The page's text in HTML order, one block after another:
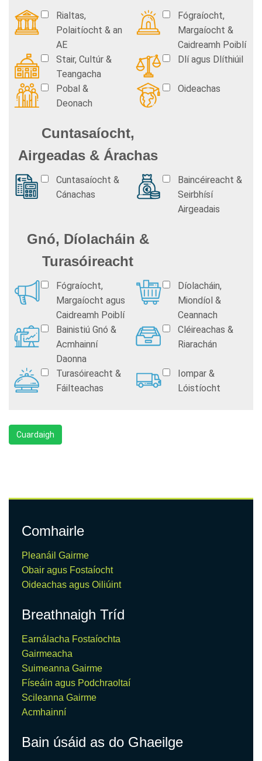
Rialtas,
Polaitíocht & an
AE
Fógraíocht,
Margaíocht &
Caidreamh Poiblí
Stair, Cultúr &
Teangacha
Dlí agus Dlíthiúil
Pobal &
Deonach
Oideachas
Cuntasaíocht,
Airgeadas & Árachas
Cuntasaíocht &
Cánachas
Baincéireacht &
Seirbhísí
Airgeadais
Gnó, Díolacháin &
Turasóireacht
Fógraíocht,
Margaíocht agus
Caidreamh Poiblí
Díolacháin,
Miondíol &
Ceannach
Bainistiú Gnó &
Acmhainní
Daonna
Cléireachas &
Riarachán
Turasóireacht &
Fáilteachas
Iompar &
Lóistíocht
Comhairle
Pleanáil Gairme
Obair agus Fostaíocht
Oideachas agus Oiliúint
Breathnaigh Tríd
Earnálacha Fostaíochta
Gairmeacha
Suimeanna Gairme
Físeáin agus Podchraoltaí
Scileanna Gairme
Acmhainní
Bain úsáid as do Ghaeilge